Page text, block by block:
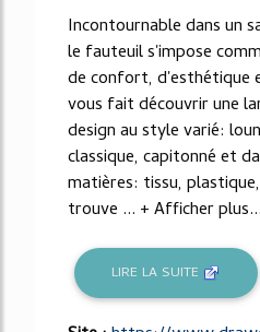
Incontournable dans un
le fauteuil s'impose
de confort, d'esthétique
vous fait découvrir une
design au style varié:
classique, capitonné et
matières: tissu,
trouve ... + Afficher plus...
LIRE LA SUITE